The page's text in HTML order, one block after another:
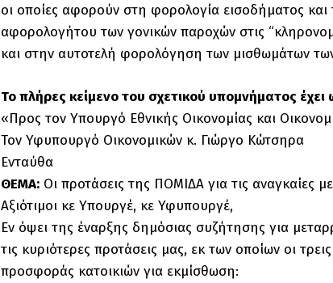
οι οποίες αφορούν στη φορολογία εισοδήματος
αφορολογήτου των γονικών παροχών στις
και στην αυτοτελή φορολόγηση των μισθωμάτων
Το πλήρες κείμενο του σχετικού υπομνήματος έχει
«Προς τον Υπουργό Εθνικής Οικονομίας και
Τον Υφυπουργό Οικονομικών κ. Γιώργο Κώτσηρα
Ενταύθα Αθήνα, 14
ΘΕΜΑ: Οι προτάσεις της ΠΟΜΙΔΑ για τις αναγκαίες
Αξιότιμοι κε Υπουργέ, κε Υφυπουργέ,
Εν όψει της έναρξης δημόσιας συζήτησης για
τις κυριότερες προτάσεις μας, εκ των οποίων οι
προσφοράς κατοικιών για εκμίσθωση: